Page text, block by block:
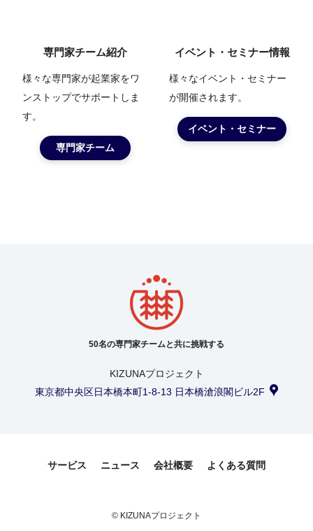
専門家チーム紹介
様々な専門家が起業家をワ
ンストップでサポートしま
す。
専門家チーム
イベント・セミナー情報
様々なイベント・セミナー
が開催されます。
イベント・セミナー
50名の専門家チームと共に挑戦する
KIZUNAプロジェクト
東京都中央区日本橋本町1-8-13 日本橋滄浪閣ビル2F
サービス ニュース 会社概要 よくある質問
© KIZUNAプロジェクト